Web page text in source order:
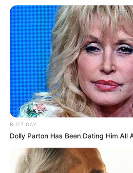
Latest News
અમદાવાદમાં મેયરને
રહેલા લોકોનો બાટલો
2 weeks ago
‘વિદ્યાર્થીઓને
ગનનો ઉપયોગ
ગાંધીએ અમિત શાહને
કેનેડામાં કાર
એન્જિનિયરનું મોત
2 weeks ago
BUZZ DAY
Dolly Parton Has Been Dating Him All